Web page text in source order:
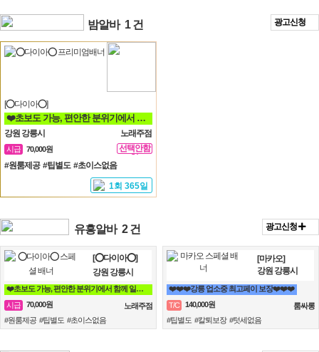
밤알바 1 건 광고신청
[⭕다이아⭕]
❤️초보도 가능, 편안한 분위기에서 함께 일할분 찾습니다❤️
강원 강릉시 노래주점
시급 70,000원
선택안함
일
#원룸제공 #팁별도 #초이스없음
1회 365일
유흥알바 2 건 광고신청
[⭕다이아⭕]
강원 강릉시
❤️초보도 가능, 편안한 분위기에서 함께 일할분 찾습니다❤️
시급
70,000원
노래주점
#원룸제공 #팁별도 #초이스없음
[마카오]
강원 강릉시
❤️❤️❤️강릉 업소중 최고페이 보장❤️❤️❤️
T/C
140,000원
룸싸롱
#팁별도 #칼퇴보장 #텃세없음